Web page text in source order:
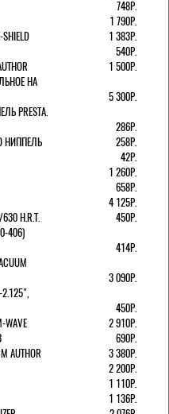
748Р.
1 790Р.
1 383Р.
540Р.
1 500Р.
НА
5 300Р.
PRESTA.
286Р.
НИППЕЛЬ
258Р.
42Р.
1 260Р.
658Р.
4 125Р.
H.R.T.
450Р.
406)
414Р.
3 090Р.
450Р.
2 910Р.
690Р.
3 380Р.
2 200Р.
1 110Р.
1 136Р.